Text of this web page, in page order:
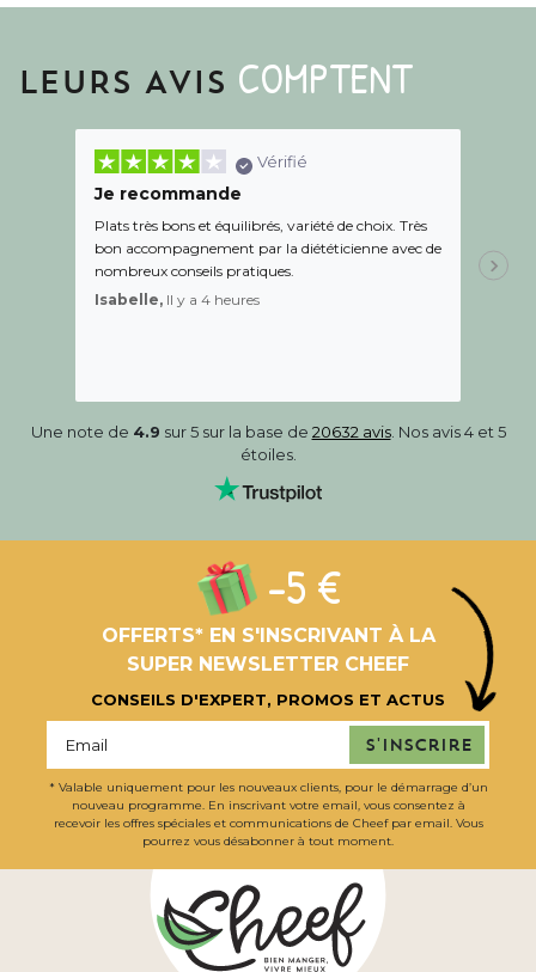
LEURS AVIS COMPTENT
Vérifié
Je recommande
Plats très bons et équilibrés, variété de choix. Très
bon accompagnement par la diététicienne avec de
nombreux conseils pratiques.
Isabelle, Il y a 4 heures
de l
aidé
Une note de 4.9 sur 5 sur la base de 20632 avis. Nos avis 4 et 5
étoiles.
-5 €
OFFERTS* EN S'INSCRIVANT À LA
SUPER NEWSLETTER CHEEF
CONSEILS D'EXPERT, PROMOS ET ACTUS
S'inscrire
* Valable uniquement pour les nouveaux clients, pour le démarrage d’un
nouveau programme. En inscrivant votre email, vous consentez à
recevoir les offres spéciales et communications de Cheef par email. Vous
pourrez vous désabonner à tout moment.